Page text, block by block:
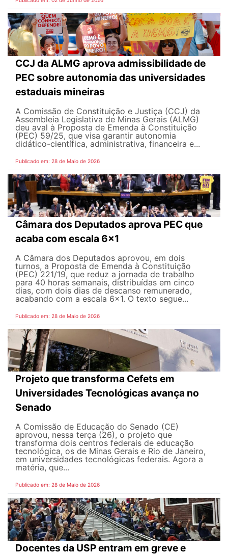
CCJ da ALMG aprova admissibilidade de
PEC sobre autonomia das universidades
estaduais mineiras
A Comissão de Constituição e Justiça (CCJ) da
Assembleia Legislativa de Minas Gerais (ALMG)
deu aval à Proposta de Emenda à Constituição
(PEC) 59/25, que visa garantir autonomia
didático-científica, administrativa, financeira e...
Publicado em: 28 de Maio de 2026
Câmara dos Deputados aprova PEC que
acaba com escala 6x1
A Câmara dos Deputados aprovou, em dois
turnos, a Proposta de Emenda à Constituição
(PEC) 221/19, que reduz a jornada de trabalho
para 40 horas semanais, distribuídas em cinco
dias, com dois dias de descanso remunerado,
acabando com a escala 6x1. O texto segue...
Publicado em: 28 de Maio de 2026
Projeto que transforma Cefets em
Universidades Tecnológicas avança no
Senado
A Comissão de Educação do Senado (CE)
aprovou, nessa terça (26), o projeto que
transforma dois centros federais de educação
tecnológica, os de Minas Gerais e Rio de Janeiro,
em universidades tecnológicas federais. Agora a
matéria, que...
Publicado em: 28 de Maio de 2026
Docentes da USP entram em greve e